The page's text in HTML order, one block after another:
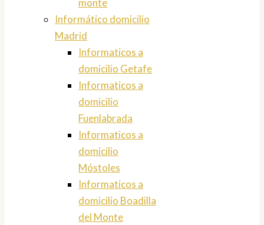
monte
Informático domicilio
Madrid
Informaticos a
domicilio Getafe
Informaticos a
domicilio
Fuenlabrada
Informaticos a
domicilio
Móstoles
Informaticos a
domicilio Boadilla
del Monte